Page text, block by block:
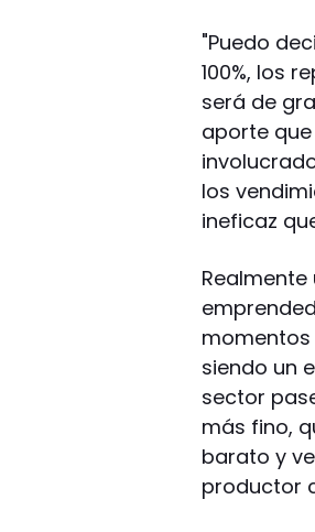
"Puedo
100%, los
será de
aporte
los
ineficaz
momentos
siendo un
sector
más fino,
barato y
productor